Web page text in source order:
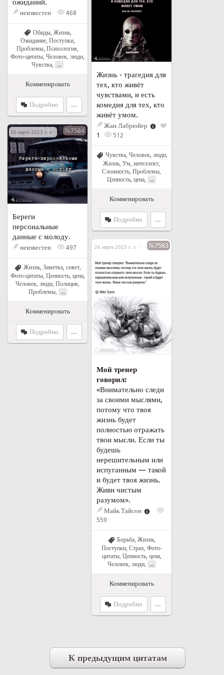
неизвестен 468
Обиды Жизнь
Ожидание, Поступки,
Проблемы, Психология,
Фото-цитаты, Человек, люди,
Чувства, ...
Комменировать
Подробно ...
Жизнь - трагедия для
тех, кто живёт
чувствами, и есть
комедия для тех, кто
живёт умом.
Жан Лабрюйер
1
512
Чувства, Человек, люди,
Жизнь Ум, интеллект
Сложность Проблемы
Ценность, цена
...
Комменировать
Подробно ...
26 марта 2023 г. в 15:20№7584
Береги
персональные
данные с молоду.
неизвестен 497
Жизнь, Заметка, совет,
Фото-цитаты, Ценность, цена,
Человек, люди, Полиция,
Проблемы, ...
Комменировать
Подробно ...
26 марта 2023 г. в 14:44№7583
Мой тренер
говорил:
«Внимательно следи
за своими мыслями,
потому что твоя
жизнь будет
полностью отражать
твои мысли. Если ты
будешь
нерешительным или
испуганным — такой
и будет твоя жизнь.
Живи чистым
разумом».
Майк Тайсон
559
Борьба, Жизнь,
Поступки, Страх, Фото-
цитаты, Ценность, цена,
Человек, люди, ...
Комменировать
Подробно ...
К предыдущим цитатам